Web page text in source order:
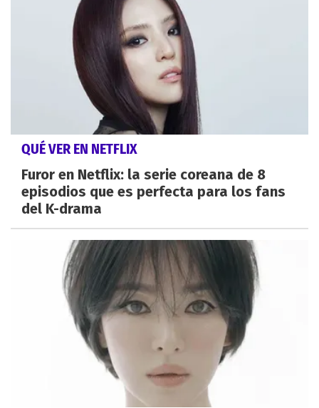
QUÉ VER EN NETFLIX
Furor en Netflix: la serie coreana de 8
episodios que es perfecta para los fans
del K-drama